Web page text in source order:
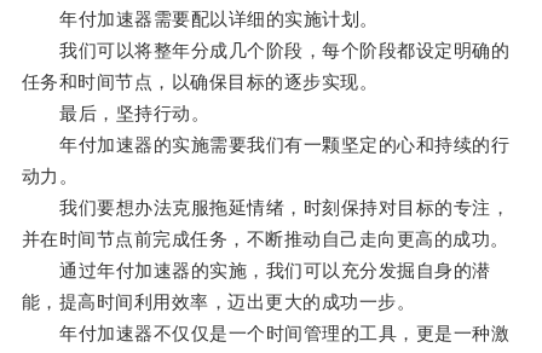
年付加速器需要配以详细的实施计划。
我们可以将整年分成几个阶段，每个阶段都设定明确的
任务和时间节点，以确保目标的逐步实现。
最后，坚持行动。
年付加速器的实施需要我们有一颗坚定的心和持续的行
动力。
我们要想办法克服拖延情绪，时刻保持对目标的专注，
并在时间节点前完成任务，不断推动自己走向更高的成功。
通过年付加速器的实施，我们可以充分发掘自身的潜
能，提高时间利用效率，迈出更大的成功一步。
年付加速器不仅仅是一个时间管理的工具，更是一种激